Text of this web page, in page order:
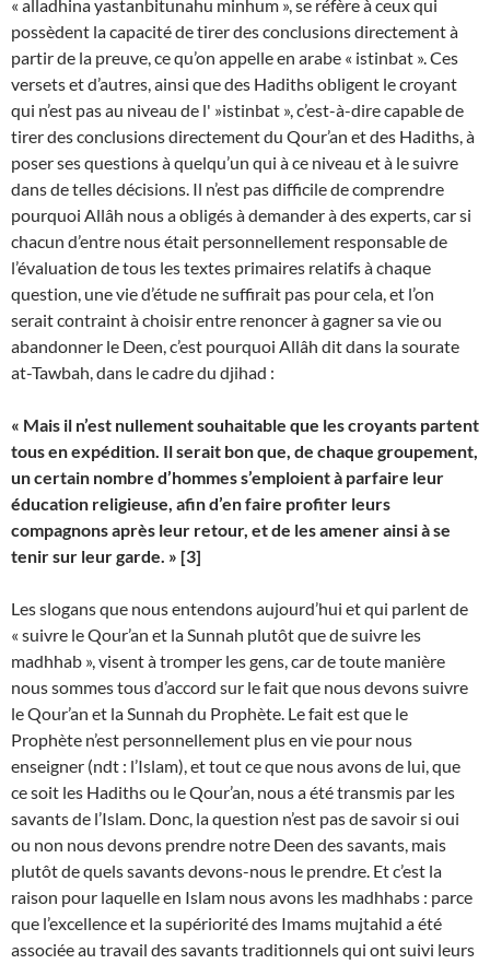
« alladhina yastanbitunahu minhum », se réfère à ceux qui
possèdent la capacité de tirer des conclusions directement à
partir de la preuve, ce qu’on appelle en arabe « istinbat ». Ces
versets et d’autres, ainsi que des Hadiths obligent le croyant
qui n’est pas au niveau de l' »istinbat », c’est-à-dire capable de
tirer des conclusions directement du Qour’an et des Hadiths, à
poser ses questions à quelqu’un qui à ce niveau et à le suivre
dans de telles décisions. Il n’est pas difficile de comprendre
pourquoi Allâh nous a obligés à demander à des experts, car si
chacun d’entre nous était personnellement responsable de
l’évaluation de tous les textes primaires relatifs à chaque
question, une vie d’étude ne suffirait pas pour cela, et l’on
serait contraint à choisir entre renoncer à gagner sa vie ou
abandonner le Deen, c’est pourquoi Allâh dit dans la sourate
at-Tawbah, dans le cadre du djihad :
« Mais il n’est nullement souhaitable que les croyants partent
tous en expédition. Il serait bon que, de chaque groupement,
un certain nombre d’hommes s’emploient à parfaire leur
éducation religieuse, afin d’en faire profiter leurs
compagnons après leur retour, et de les amener ainsi à se
tenir sur leur garde. » [3]
Les slogans que nous entendons aujourd’hui et qui parlent de
« suivre le Qour’an et la Sunnah plutôt que de suivre les
madhhab », visent à tromper les gens, car de toute manière
nous sommes tous d’accord sur le fait que nous devons suivre
le Qour’an et la Sunnah du Prophète. Le fait est que le
Prophète n’est personnellement plus en vie pour nous
enseigner (ndt : l’Islam), et tout ce que nous avons de lui, que
ce soit les Hadiths ou le Qour’an, nous a été transmis par les
savants de l’Islam. Donc, la question n’est pas de savoir si oui
ou non nous devons prendre notre Deen des savants, mais
plutôt de quels savants devons-nous le prendre. Et c’est la
raison pour laquelle en Islam nous avons les madhhabs : parce
que l’excellence et la supériorité des Imams mujtahid a été
associée au travail des savants traditionnels qui ont suivi leurs